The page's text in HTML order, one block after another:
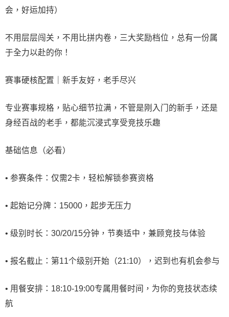
会，好运加持）
不用层层闯关，不用比拼内卷，三大奖励档位，总有一份属
于全力以赴的你！
赛事硬核配置｜新手友好，老手尽兴
专业赛事规格，贴心细节拉满，不管是刚入门的新手，还是
身经百战的老手，都能沉浸式享受竞技乐趣
基础信息（必看）
• 参赛条件：仅需2卡，轻松解锁参赛资格
• 起始记分牌：15000，起步无压力
• 级别时长：30/20/15分钟，节奏适中，兼顾竞技与体验
• 报名截止：第11个级别开始（21:10），迟到也有机会参与
• 用餐安排：18:10-19:00专属用餐时间，为你的竞技状态续
航